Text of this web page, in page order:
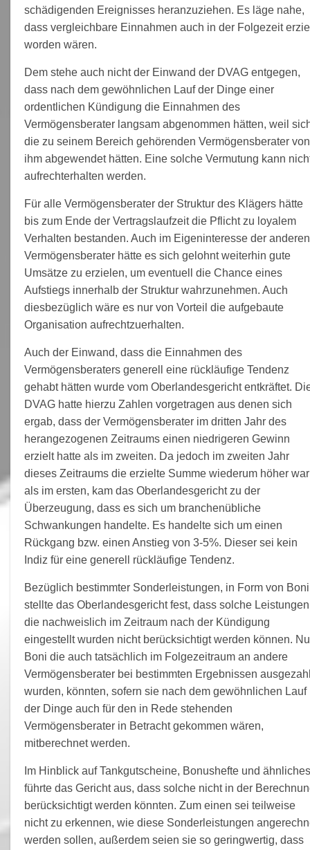
schädigenden Ereignisses heranzuziehen. Es läge nahe,
dass vergleichbare Einnahmen auch in der Folgezeit
worden wären.
Dem stehe auch nicht der Einwand der DVAG entgegen,
dass nach dem gewöhnlichen Lauf der Dinge einer
ordentlichen Kündigung die Einnahmen des
Vermögensberater langsam abgenommen hätten, weil
die zu seinem Bereich gehörenden Vermögensberater von
ihm abgewendet hätten. Eine solche Vermutung kann
aufrechterhalten werden.
Für alle Vermögensberater der Struktur des Klägers hätte
bis zum Ende der Vertragslaufzeit die Pflicht zu loyalem
Verhalten bestanden. Auch im Eigeninteresse der anderen
Vermögensberater hätte es sich gelohnt weiterhin gute
Umsätze zu erzielen, um eventuell die Chance eines
Aufstiegs innerhalb der Struktur wahrzunehmen. Auch
diesbezüglich wäre es nur von Vorteil die aufgebaute
Organisation aufrechtzuerhalten.
Auch der Einwand, dass die Einnahmen des
Vermögensberaters generell eine rückläufige Tendenz
gehabt hätten wurde vom Oberlandesgericht entkräftet.
DVAG hatte hierzu Zahlen vorgetragen aus denen sich
ergab, dass der Vermögensberater im dritten Jahr des
herangezogenen Zeitraums einen niedrigeren Gewinn
erzielt hatte als im zweiten. Da jedoch im zweiten Jahr
dieses Zeitraums die erzielte Summe wiederum höher war
als im ersten, kam das Oberlandesgericht zu der
Überzeugung, dass es sich um branchenübliche
Schwankungen handelte. Es handelte sich um einen
Rückgang bzw. einen Anstieg von 3-5%. Dieser sei kein
Indiz für eine generell rückläufige Tendenz.
Bezüglich bestimmter Sonderleistungen, in Form von
stellte das Oberlandesgericht fest, dass solche
die nachweislich im Zeitraum nach der Kündigung
eingestellt wurden nicht berücksichtigt werden können.
Boni die auch tatsächlich im Folgezeitraum an andere
Vermögensberater bei bestimmten Ergebnissen
wurden, könnten, sofern sie nach dem gewöhnlichen Lauf
der Dinge auch für den in Rede stehenden
Vermögensberater in Betracht gekommen wären,
mitberechnet werden.
Im Hinblick auf Tankgutscheine, Bonushefte und ähnliches
führte das Gericht aus, dass solche nicht in der
berücksichtigt werden könnten. Zum einen sei teilweise
nicht zu erkennen, wie diese Sonderleistungen
werden sollen, außerdem seien sie so geringwertig, dass